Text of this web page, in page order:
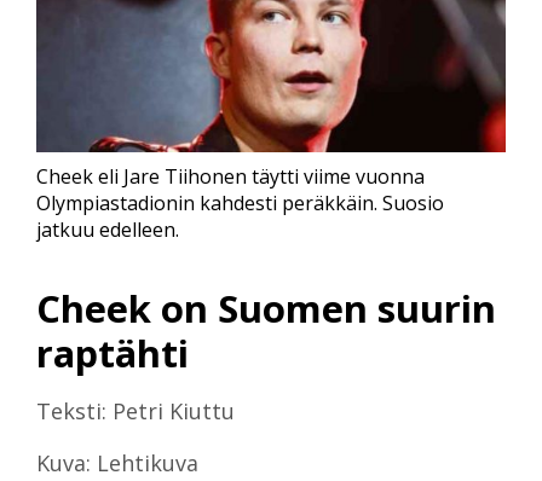
Cheek on Suomen suurin
raptähti
Teksti: Petri Kiuttu
Kuva: Lehtikuva
Cheek eli Jare Tiihonen täytti viime vuonna
Olympiastadionin kahdesti peräkkäin. Suosio
jatkuu edelleen.